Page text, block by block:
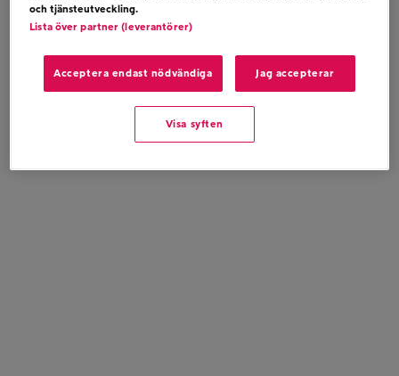
och tjänsteutveckling.
Lista över partner (leverantörer)
Acceptera endast nödvändiga Jag accepterar
Visa syften